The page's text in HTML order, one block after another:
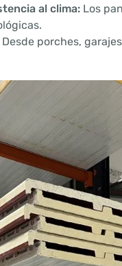
al clima: Los
Desde porches,